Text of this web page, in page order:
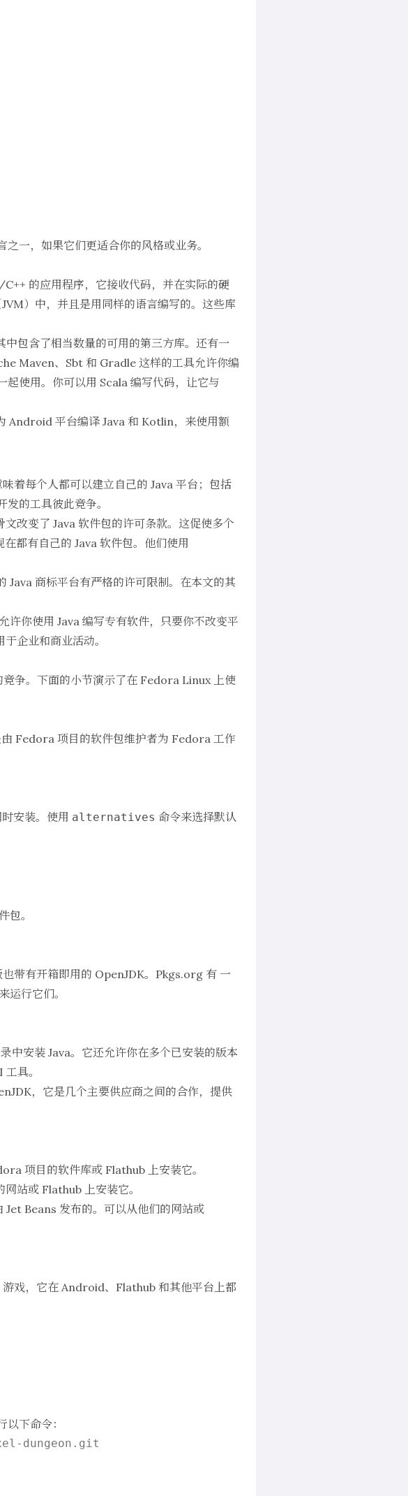
一，如果它们更适合你的风格或业务。
的应用程序，它接收代码，并在实际的硬
）中，并且是用同样的语言编写的。这些库
包含了相当数量的可用的第三方库。还有一
Maven、Sbt 和 Gradle 这样的工具允许你编
使用。你可以用 Scala 编写代码，让它与
Android 平台编译 Java 和 Kotlin，来使用额
着每个人都可以建立自己的 Java 平台；包括
的工具彼此竞争。
改变了 Java 软件包的许可条款。这促使多个
都有自己的 Java 软件包。他们使用
Java 商标平台有严格的许可限制。在本文的其
许你使用 Java 编写专有软件，只要你不改变平
企业和商业活动。
争。下面的小节演示了在 Fedora Linux 上使
Fedora 项目的软件包维护者为 Fedora 工作
安装。使用 alternatives 命令来选择默认
包。
带有开箱即用的 OpenJDK。 Pkgs.org 有 一
运行它们。
中安装 Java。它还允许你在多个已安装的版本
具。
，它是几个主要供应商之间的合作，提供
项目的软件库或 Flathub 上安装它。
站或 Flathub 上安装它。
Jet Beans 发布的。可以从他们的网站或
游戏，它在 Android、Flathub 和其他平台上都
下命令：
dungeon.git